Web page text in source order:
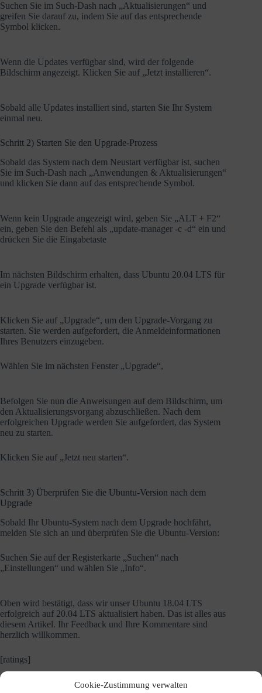
Cookie-Zustimmung verwalten
Suchen Sie im Such-Dash nach „Aktualisierungen“ und
greifen Sie darauf zu, indem Sie auf das entsprechende
Symbol klicken.
Wenn die Updates verfügbar sind, wird der folgende
Bildschirm angezeigt. Klicken Sie auf „Jetzt installieren“.
Sobald alle Updates installiert sind, starten Sie Ihr System
einmal neu.
Schritt 2) Starten Sie den Upgrade-Prozess
Sobald das System nach dem Neustart verfügbar ist, suchen
Sie im Such-Dash nach „Anwendungen & Aktualisierungen“
und klicken Sie dann auf das entsprechende Symbol.
Wenn kein Upgrade angezeigt wird, geben Sie „ALT + F2“
ein, geben Sie den Befehl als „update-manager -c -d“ ein und
drücken Sie die Eingabetaste
Im nächsten Bildschirm erhalten, dass Ubuntu 20.04 LTS für
ein Upgrade verfügbar ist.
Klicken Sie auf „Upgrade“, um den Upgrade-Vorgang zu
starten. Sie werden aufgefordert, die Anmeldeinformationen
Ihres Benutzers einzugeben.
Wählen Sie im nächsten Fenster „Upgrade“,
Befolgen Sie nun die Anweisungen auf dem Bildschirm, um
den Aktualisierungsvorgang abzuschließen. Nach dem
erfolgreichen Upgrade werden Sie aufgefordert, das System
neu zu starten.
Klicken Sie auf „Jetzt neu starten“.
Schritt 3) Überprüfen Sie die Ubuntu-Version nach dem
Upgrade
Sobald Ihr Ubuntu-System nach dem Upgrade hochfährt,
melden Sie sich an und überprüfen Sie die Ubuntu-Version:
Suchen Sie auf der Registerkarte „Suchen“ nach
„Einstellungen“ und wählen Sie „Info“.
Oben wird bestätigt, dass wir unser Ubuntu 18.04 LTS
erfolgreich auf 20.04 LTS aktualisiert haben. Das ist alles aus
diesem Artikel. Ihr Feedback und Ihre Kommentare sind
herzlich willkommen.
[ratings]